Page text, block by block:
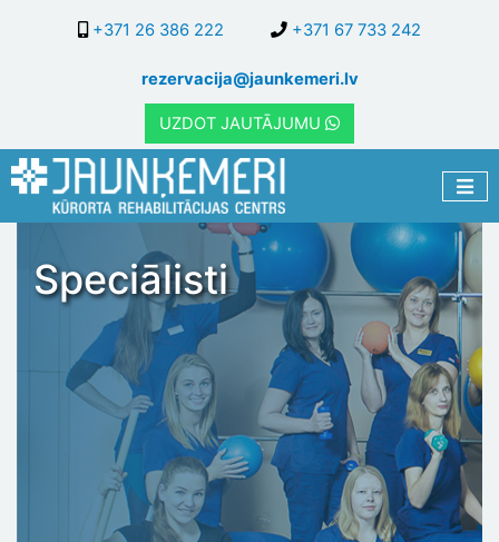
galveno
saturu
+371 26 386 222 +371 67 733 242
rezervacija@jaunkemeri.lv
UZDOT JAUTĀJUMU
Speciālisti